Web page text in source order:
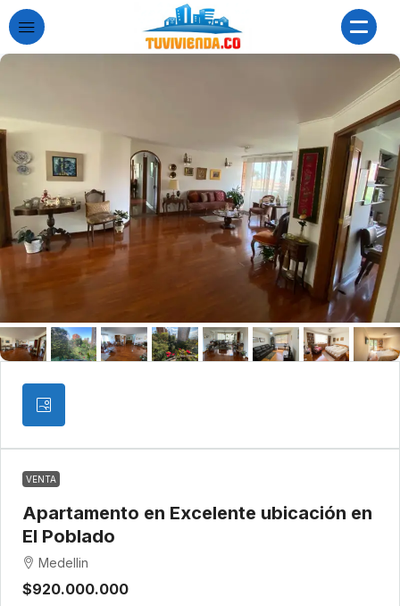
VENTA
Apartamento en Excelente ubicación en
El Poblado
Medellin
$920.000.000